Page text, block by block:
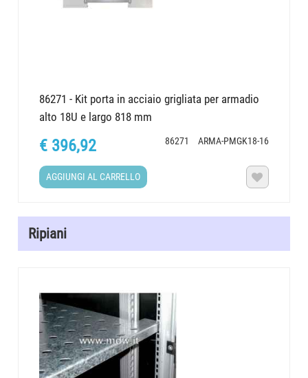
86271 - Kit porta in acciaio grigliata per armadio
alto 18U e largo 818 mm
86271 ARMA-PMGK18-16
€ 396,92
AGGIUNGI AL CARRELLO 
Ripiani